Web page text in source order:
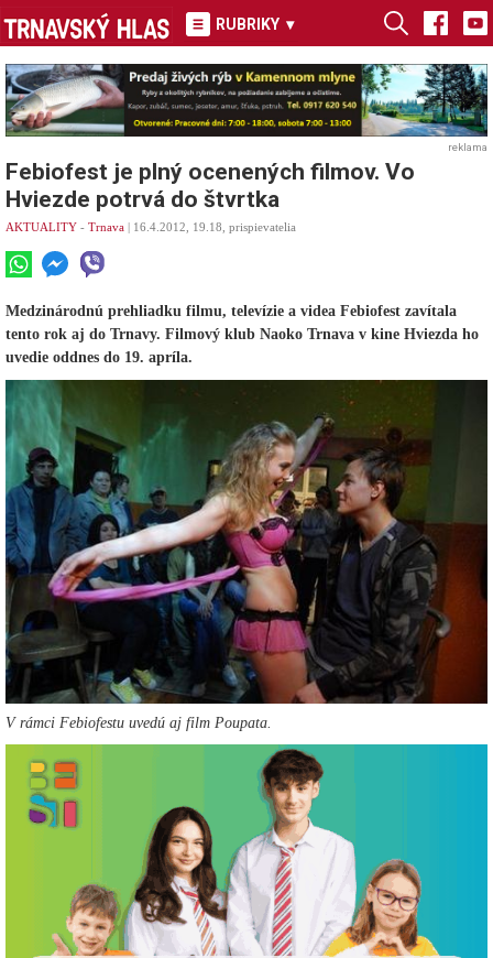
RUBRIKY ▾
reklama
Febiofest je plný ocenených filmov. Vo
Hviezde potrvá do štvrtka
AKTUALITY - Trnava | 16.4.2012, 19.18, prispievatelia
Medzinárodnú prehliadku filmu, televízie a videa Febiofest zavítala
tento rok aj do Trnavy. Filmový klub Naoko Trnava v kine Hviezda ho
uvedie oddnes do 19. apríla.
V rámci Febiofestu uvedú aj film Poupata.